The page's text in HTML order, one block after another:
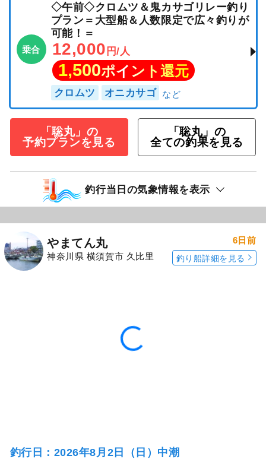
乗合
◇午前◇クロムツ＆鬼カサゴリレー釣り
プラン＝大型船＆人数限定で広々釣りが
可能！＝
12,000 円/人
1,500ポイント還元
クロムツ オニカサゴ
「聡丸」の
予約プランを見る
「聡丸」の
全ての釣果を見る
釣行当日の気象情報を表示
やまてん丸
神奈川県 横須賀市 久比里
6日前
釣り船詳細を見る
釣行日：2026年8月2日（日）中潮